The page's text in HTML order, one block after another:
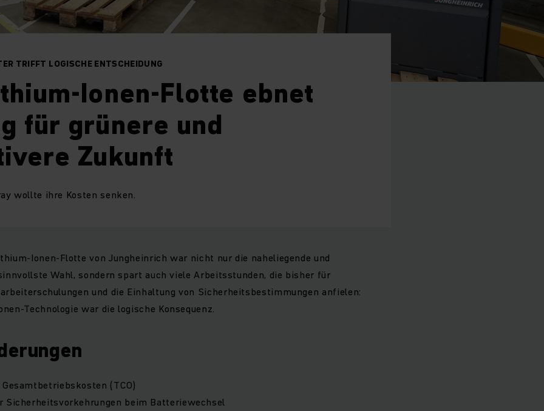
TRIFFT LOGISCHE ENTSCHEIDUNG
Ionen-Flotte ebnet
für grünere und
Zukunft
wollte ihre Kosten senken.
Ionen-Flotte von Jungheinrich war nicht nur die naheliegende und
Wahl, sondern spart auch viele Arbeitsstunden, die bisher für
und die Einhaltung von Sicherheitsbestimmungen anfielen:
Technologie war die logische Konsequenz.
(TCO)
Sicherheitsvorkehrungen beim Batteriewechsel